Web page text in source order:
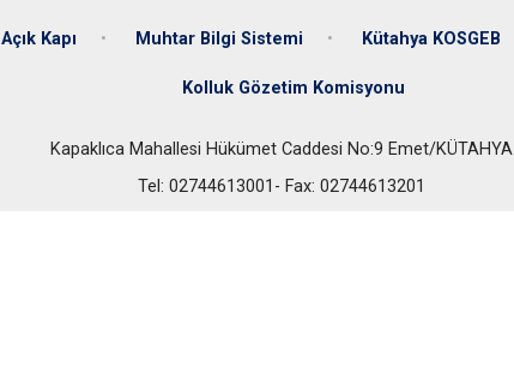
Açık Kapı Muhtar Bilgi Sistemi Kütahya KOSGEB
Kolluk Gözetim Komisyonu
Kapaklıca Mahallesi Hükümet Caddesi No:9 Emet/KÜTAHYA
Tel: 02744613001- Fax: 02744613201